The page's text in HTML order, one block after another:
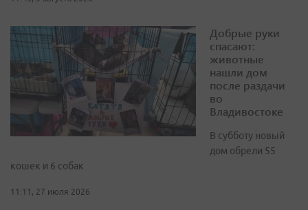
Добрые руки
спасают:
животные
нашли дом
после раздачи
во
Владивостоке
В субботу новый
дом обрели 55
кошек и 6 собак
11:11, 27 июля 2026